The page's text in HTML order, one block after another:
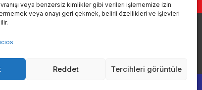
veya benzersiz kimlikler gibi verileri işlememize izin
veya onayı geri çekmek, belirli özellikleri ve işlevleri
Reddet Tercihleri görüntüle